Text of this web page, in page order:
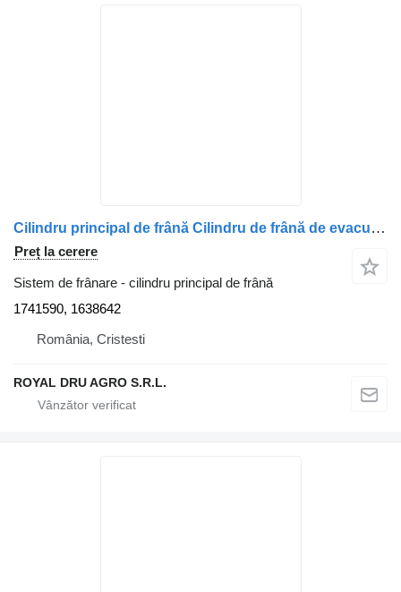
Cilindru principal de frână Cilindru de frână de evacuare 1741590, 1638642 pentru camion DAF 1741590/1638642
Preț la cerere
Sistem de frânare - cilindru principal de frână
1741590, 1638642
România, Cristesti
ROYAL DRU AGRO S.R.L.